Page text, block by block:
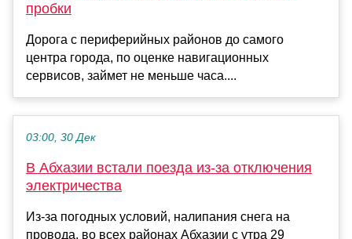
пробки
Дорога с периферийных районов до самого
центра города, по оценке навигационных
сервисов, займет не меньше часа....
03:00, 30 Дек
В Абхазии встали поезда из-за отключения
электричества
Из-за погодных условий, налипания снега на
провода, во всех районах Абхазии с утра 29